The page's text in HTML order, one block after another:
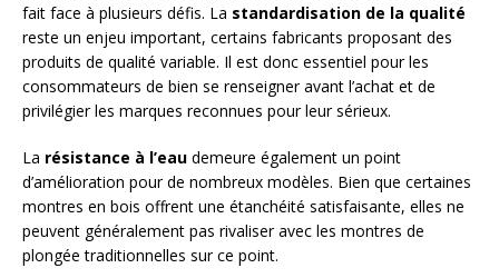
fait face à plusieurs défis. La standardisation de la qualité
reste un enjeu important, certains fabricants proposant des
produits de qualité variable. Il est donc essentiel pour les
consommateurs de bien se renseigner avant l’achat et de
privilégier les marques reconnues pour leur sérieux.
La résistance à l’eau demeure également un point
d’amélioration pour de nombreux modèles. Bien que certaines
montres en bois offrent une étanchéité satisfaisante, elles ne
peuvent généralement pas rivaliser avec les montres de
plongée traditionnelles sur ce point.